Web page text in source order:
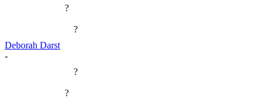
?
?
Deborah Darst
-
?
?